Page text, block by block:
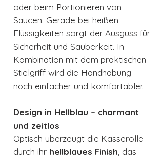
oder beim Portionieren von
Saucen. Gerade bei heißen
Flüssigkeiten sorgt der Ausguss für
Sicherheit und Sauberkeit. In
Kombination mit dem praktischen
Stielgriff wird die Handhabung
noch einfacher und komfortabler.
Design in Hellblau – charmant
und zeitlos
Optisch überzeugt die Kasserolle
durch ihr hellblaues Finish, das